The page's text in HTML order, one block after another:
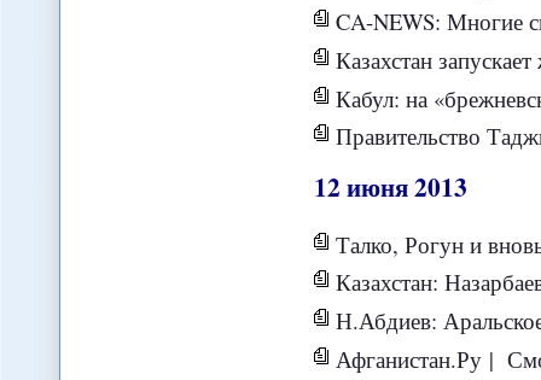
CA-NEWS: Многие силы будут
Казахстан
Кабул: на
Правительство
12июня2013
Талко, Рогун и
Казахстан:
Н.Абдиев: Аральское море
Афганистан.Ру |